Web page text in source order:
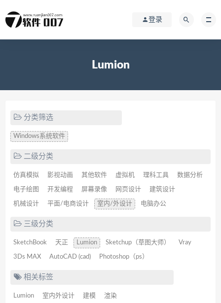
登录
Lumion
分类筛选
Windows系统软件
二级分类
仿真模拟 影视动画 其他软件 虚拟机 理科工具 数据分析
电子绘图 开发编程 屏幕录像 网页设计 建筑设计
机械设计 平面/电商设计 室内/外设计 电脑办公
三级分类
SketchBook 天正 Lumion Sketchup（草图大师） Vray
3Ds MAX AutoCAD (cad) Photoshop（ps）
相关标签
Lumion 室内外设计 建模 渲染